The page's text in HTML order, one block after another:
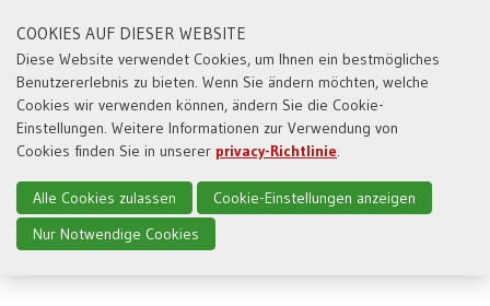
COOKIES AUF DIESER WEBSITE
Diese Website verwendet Cookies, um Ihnen ein bestmögliches
Benutzererlebnis zu bieten. Wenn Sie ändern möchten, welche
Cookies wir verwenden können, ändern Sie die Cookie-
Einstellungen. Weitere Informationen zur Verwendung von
Cookies finden Sie in unserer privacy-Richtlinie.
Alle Cookies zulassen
Cookie-Einstellungen anzeigen
Nur Notwendige Cookies